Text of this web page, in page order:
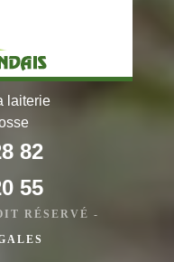
laiterie
82
55
RÉSERVÉ -